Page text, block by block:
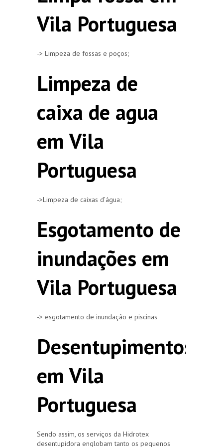
Vila Portuguesa
-> Limpeza de fossas e poços;
Limpeza de
caixa de agua
em Vila
Portuguesa
->Limpeza de caixas d’água;
Esgotamento de
inundações em
Vila Portuguesa
-> esgotamento de inundação e piscinas
Desentupimentos
em Vila
Portuguesa
Sendo assim, os serviços da Hidrotex
desentupidora englobam tanto os pequenos